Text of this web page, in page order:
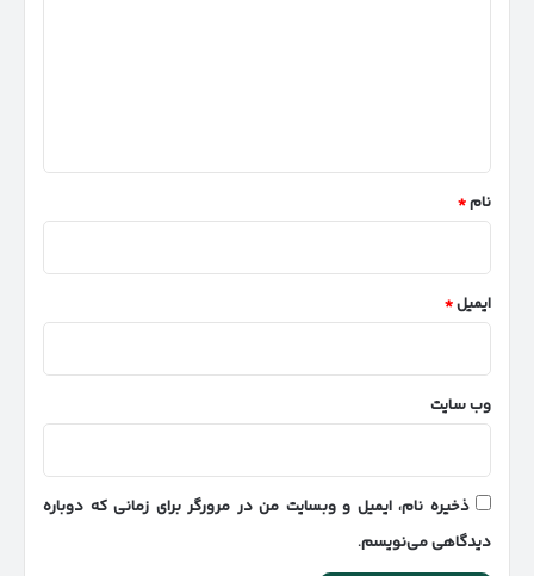
نام*
ایمیل*
وب‌ سایت
ذخیره نام، ایمیل و وبسایت من در مرورگر برای زمانی که دوباره
دیدگاهی می‌نویسم.